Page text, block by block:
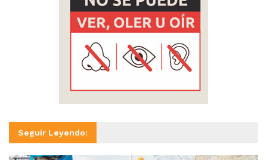
Seguir Leyendo: